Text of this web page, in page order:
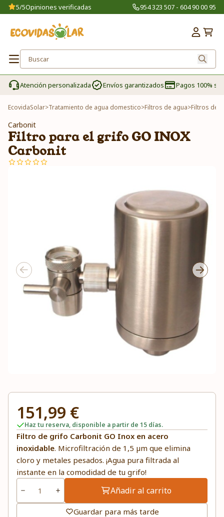
5/5Opiniones verificadas 954 323 507 - 604 90 00 95
Atención personalizada Envíos garantizados Pagos 100%
EcovidaSolar>Tratamiento de agua domestico>Filtros de agua>Filtros de
Carbonit
Filtro para el grifo GO INOX
Carbonit
151,99 €
Haz tu reserva, disponible a partir de 15 días.
Filtro de grifo Carbonit GO Inox en acero
inoxidable. Microfiltración de 1,5 µm que elimina
cloro y metales pesados. ¡Agua pura filtrada al
instante en la comodidad de tu grifo!
Añadir al carrito
Guardar para más tarde